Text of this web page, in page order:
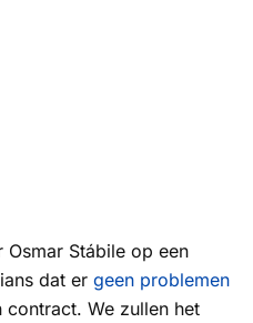
Osmar Stábile op een
dat er geen problemen
contract. We zullen het